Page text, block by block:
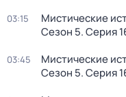
03:15 Мистические
Сезон 5. Серия
03:45 Мистические
Сезон 5. Серия